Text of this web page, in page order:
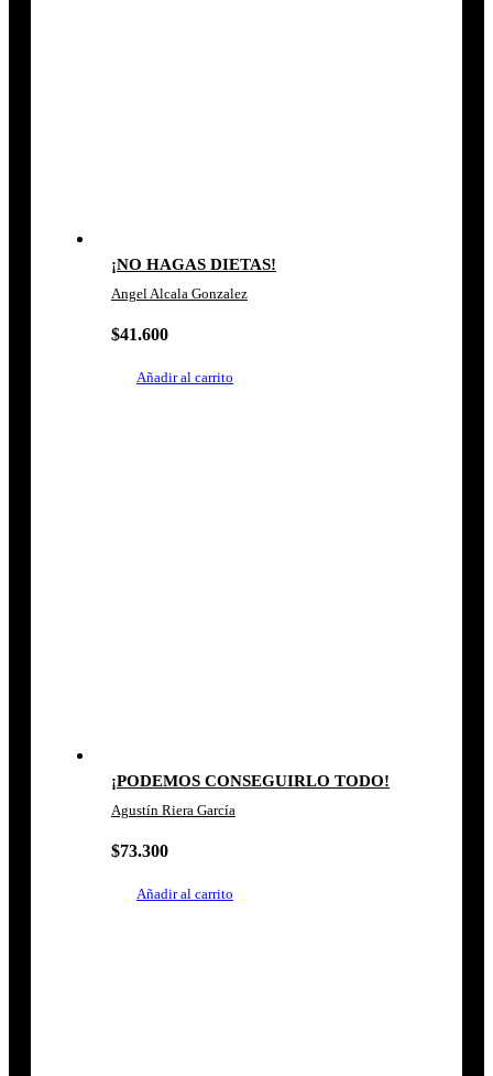
¡NO HAGAS DIETAS!
Angel Alcala Gonzalez
$41.600
Añadir al carrito
¡PODEMOS CONSEGUIRLO TODO!
Agustín Riera García
$73.300
Añadir al carrito